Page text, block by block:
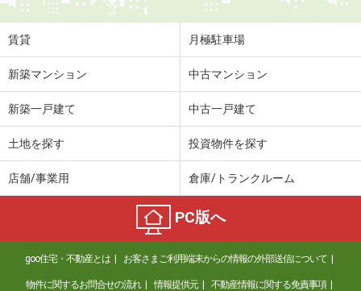
建物面積
339.56m²
兵庫県神戸市灘区篠原南町２
3,980万円
3,980万円
住 所
兵庫県神戸市灘区篠原南町２
建物面積 88.77m²
土地面積
61.45m²
賃貸 月極駐車場
新築マンション 中古マンション
新築一戸建て 中古一戸建て
土地を探す 投資物件を探す
店舗/事業用 倉庫/トランクルーム
PC版へ
goo住宅・不動産とは お客さまご利用端末からの情報の外部送信について
物件に関するお問合せの流れ 情報提供元 不動産情報に関する免責事項